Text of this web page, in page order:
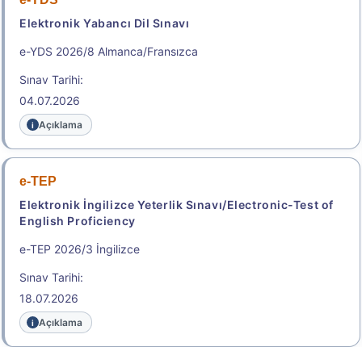
Elektronik Yabancı Dil Sınavı
e-YDS 2026/8 Almanca/Fransızca
Sınav Tarihi:
04.07.2026
Açıklama
e-TEP
Elektronik İngilizce Yeterlik Sınavı/Electronic-Test of
English Proficiency
e-TEP 2026/3 İngilizce
Sınav Tarihi:
18.07.2026
Açıklama